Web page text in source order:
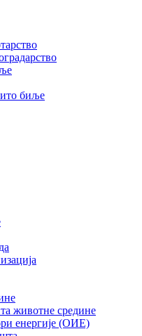
биље
животне средине
енергије (ОИЕ)